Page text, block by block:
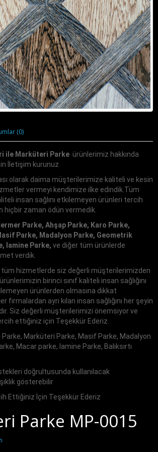
(0)
ile Marküteri Parke ürünlerimiz hakkında
İletişim kurunuz
olarak daima müşterilerimize kaliteli ve kesin
vermeyi kendimize ilke edindik.Tüm
insan sağlını etkilemeyen ürünleri tercih
hiçbir zaman ödün vermedik.
Parke, Ahşap Parke, Karo Parke,
Parke, Madalyon Parke, Geometrik
lamine Parke, ve diğer tüm ürünlerde
verdik.
hizmetlerde siz değerli müşterilerimizden
birinci sınıf kaliteli insan sağlığını
ürünlerden olmasına dikkat
firmalardan ayrı kılan insan sağlığını her şeyin
Siz değerli müşterilerimizi önemsiyor ve
ettiğiniz için Teşekkür Ederiz.
Parke, Marküteri Parke, Masif Parke, Madalyon
Macar parke, lamine Parke, Balıksırtı
doğrultusunda kullanılacak
gösterebilir
Ettiğiniz İçin Teşekkür Ederiz
Parke MP-0015